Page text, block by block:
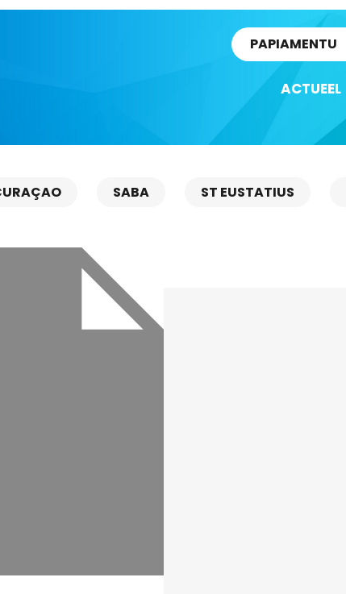
PAPIAMENTU
ACTUEEL
SABA ST EUSTATIUS